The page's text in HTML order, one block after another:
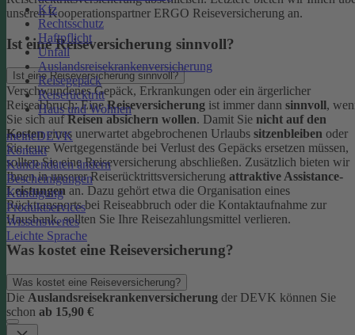
Kfz
Rechtsschutz
Haftpflicht
Unfall
Auslandsreisekrankenversicherung
Reisegepäck
Reiserücktritt
Haus und Wohnen
meineDEVK
Kontakt
Kundendaten ändern
Bescheinigungen
Kündigung
Produktservices
Wissenswertes
Leichte Sprache
unseren Kooperationspartner ERGO Reiseversicherung an.
Ist eine Reiseversicherung sinnvoll?
Ist eine Reiseversicherung sinnvoll?
Verschwundenes Gepäck, Erkrankungen oder ein ärgerlicher
Reiseabbruch: EineReiseversicherung ist immer dann sinnvoll,
Sie sich aufReisen absichern wollen. Damit Sie nicht auf den
Kosteneines unerwartet abgebrochenen Urlaubs sitzenbleiben oder
Sie teure Wertgegenstände bei Verlust des Gepäcks ersetzen müssen,
sollten Sie eine Reiseversicherung abschließen. Zusätzlich bieten wir
Ihnen in unserer Reiserücktrittsversicherung attraktive Assistance-
Leistungen an. Dazu gehört etwa die Organisation eines
Rücktransports bei Reiseabbruch oder die Kontaktaufnahme zur
Hausbank, sollten Sie Ihre Reisezahlungsmittel verlieren.
Was kostet eine Reiseversicherung?
Was kostet eine Reiseversicherung?
Die Auslandsreisekrankenversicherung der DEVK können Sie
schon ab 15,90 €